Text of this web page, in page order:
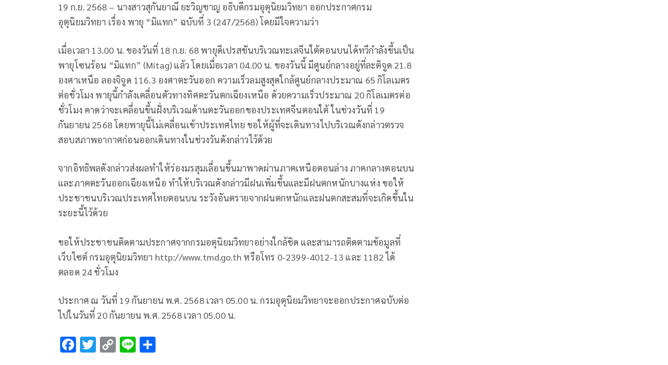
19 ก.ย. 2568 – นางสาวสุกันยาณี ยะวิญชาญ อธิบดีกรมอุตุนิยมวิทยา ออกประกาศกรม
อุตุนิยมวิทยา เรื่อง พายุ “มิแทก” ฉบับที่ 3 (247/2568) โดยมีใจความว่า
เมื่อเวลา 13.00 น. ของวันที่ 18 ก.ย. 68 พายุดีเปรสชันบริเวณทะเลจีนใต้ตอนบนได้ทวีกำลังขึ้นเป็น
พายุโซนร้อน “มิแทก” (Mitag) แล้ว โดยเมื่อเวลา 04.00 น. ของวันนี้ มีศูนย์กลางอยู่ที่ละติจูด 21.8
องศาเหนือ ลองจิจูด 116.3 องศาตะวันออก ความเร็วลมสูงสุดใกล้ศูนย์กลางประมาณ 65 กิโลเมตร
ต่อชั่วโมง พายุนี้กำลังเคลื่อนตัวทางทิศตะวันตกเฉียงเหนือ ด้วยความเร็วประมาณ 20 กิโลเมตรต่อ
ชั่วโมง คาดว่าจะเคลื่อนขึ้นฝั่งบริเวณด้านตะวันออกของประเทศจีนตอนใต้ ในช่วงวันที่ 19
กันยายน 2568 โดยพายุนี้ไม่เคลื่อนเข้าประเทศไทย ขอให้ผู้ที่จะเดินทางไปบริเวณดังกล่าวตรวจ
สอบสภาพอากาศก่อนออกเดินทางในช่วงวันดังกล่าวไว้ด้วย
จากอิทธิพลดังกล่าวส่งผลทำให้ร่องมรสุมเลื่อนขึ้นมาพาดผ่านภาคเหนือตอนล่าง ภาคกลางตอนบน
และภาคตะวันออกเฉียงเหนือ ทำให้บริเวณดังกล่าวมีฝนเพิ่มขึ้นและมีฝนตกหนักบางแห่ง ขอให้
ประชาชนบริเวณประเทศไทยตอนบน ระวังอันตรายจากฝนตกหนักและฝนตกสะสมที่จะเกิดขึ้นใน
ระยะนี้ไว้ด้วย
ขอให้ประชาชนติดตามประกาศจากกรมอตุนิยมวิทยาอย่างใกล้ชิด และสามารถติดตามข้อมูลที่
เว็บไซต์ กรมอุตุนิยมวิทยา http://www.tmd.go.th หรือโทร 0-2399-4012-13 และ 1182 ได้
ตลอด 24 ชั่วโมง
ประกาศ ณ วันที่ 19 กันยายน พ.ศ. 2568 เวลา 05.00 น. กรมอุตุนิยมวิทยาจะออกประกาศฉบับต่อ
ไปในวันที่ 20 กันยายน พ.ศ. 2568 เวลา 05.00 น.
F T C Li